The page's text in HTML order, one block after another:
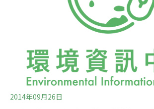
去居住的城市有許多公園，但在311核災
成了最危險的地方。她回憶起在3月11日
隔日因為地震的緣故已經停止送電、也沒
透過第一核能電廠周遭的銫土壤污染地圖
風向與地形，輻射污染覆蓋整個福島市
2014年09月26日